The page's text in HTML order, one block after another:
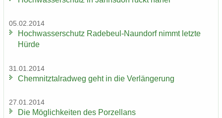
05.02.2014
Hoch­was­ser­schutz Radebeul-​Naundorf nimmt letz­te
Hürde
31.01.2014
Chem­nitz­tal­rad­weg geht in die Ver­län­ge­rung
27.01.2014
Die Mög­lich­kei­ten des Por­zel­lans